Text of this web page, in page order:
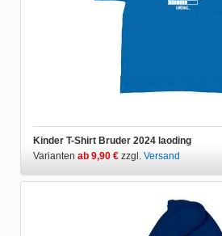
Kinder T-Shirt Bruder 2024 laoding
Varianten ab 9,90 € zzgl. Versand